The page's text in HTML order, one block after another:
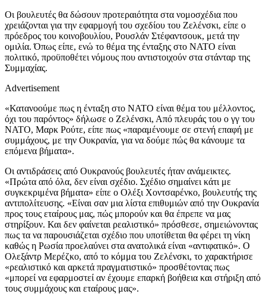
Οι βουλευτές θα δώσουν προτεραιότητα στα νομοσχέδια που
χρειάζονται για την εφαρμογή του σχεδίου του Ζελένσκι, είπε ο
πρόεδρος του κοινοβουλίου, Ρουσλάν Στέφαντσουκ, μετά την
ομιλία. Όπως είπε, ενώ το θέμα της ένταξης στο ΝΑΤΟ είναι
πολιτικό, προϋποθέτει νόμους που αντιστοιχούν στα στάνταρ της
Συμμαχίας.
Advertisement
«Κατανοούμε πως η ένταξη στο ΝΑΤΟ είναι θέμα του μέλλοντος,
όχι του παρόντος» δήλωσε ο Ζελένσκι, Από πλευράς του ο γγ του
ΝΑΤΟ, Μαρκ Ρούτε, είπε πως «παραμένουμε σε στενή επαφή με
συμμάχους, με την Ουκρανία, για να δούμε πώς θα κάνουμε τα
επόμενα βήματα».
Οι αντιδράσεις από Ουκρανούς βουλευτές ήταν ανάμεικτες.
«Πρώτα από όλα, δεν είναι σχέδιο. Σχέδιο σημαίνει κάτι με
συγκεκριμένα βήματα» είπε ο Ολέξι Χοντσαρένκο, βουλευτής της
αντιπολίτευσης. «Είναι σαν μια λίστα επιθυμιών από την Ουκρανία
προς τους εταίρους μας, πώς μπορούν και θα έπρεπε να μας
στηρίξουν. Και δεν φαίνεται ρεαλιστικό» πρόσθεσε, σημειώνοντας
πως τα να παρουσιάζεται σχέδιο που υποτίθεται θα φέρει τη νίκη
καθώς η Ρωσία προελαύνει στα ανατολικά είναι «αντιφατικό». Ο
Ολεξάντρ Μερέζκο, από το κόμμα του Ζελένσκι, το χαρακτήρισε
«ρεαλιστικό και αρκετά πραγματιστικό» προσθέτοντας πως
«μπορεί να εφαρμοστεί αν έχουμε επαρκή βοήθεια και στήριξη από
τους συμμάχους και εταίρους μας».